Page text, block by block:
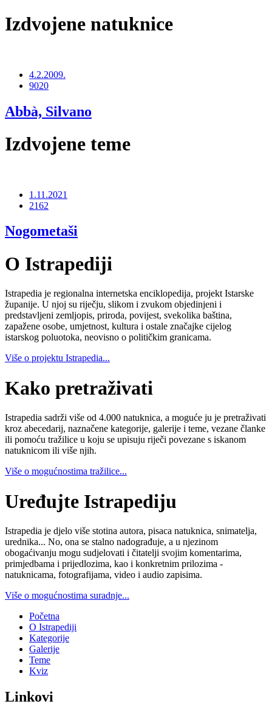
Izdvojene natuknice
4.2.2009.
9020
Abbà, Silvano
Izdvojene teme
1.11.2021
2162
Nogometaši
O Istrapediji
Istrapedia je regionalna internetska enciklopedija, projekt Istarske
županije. U njoj su riječju, slikom i zvukom objedinjeni i
predstavljeni zemljopis, priroda, povijest, svekolika baština,
zapažene osobe, umjetnost, kultura i ostale značajke cijelog
istarskog poluotoka, neovisno o političkim granicama.
Više o projektu Istrapedia...
Kako pretraživati
Istrapedia sadrži više od 4.000 natuknica, a moguće ju je pretraživati
kroz abecedarij, naznačene kategorije, galerije i teme, vezane članke
ili pomoću tražilice u koju se upisuju riječi povezane s iskanom
natuknicom ili više njih.
Više o mogućnostima tražilice...
Uređujte Istrapediju
Istrapedia je djelo više stotina autora, pisaca natuknica, snimatelja,
urednika... No, ona se stalno nadograđuje, a u njezinom
obogaćivanju mogu sudjelovati i čitatelji svojim komentarima,
primjedbama i prijedlozima, kao i konkretnim prilozima -
natuknicama, fotografijama, video i audio zapisima.
Više o mogućnostima suradnje...
Početna
O Istrapediji
Kategorije
Galerije
Teme
Kviz
Linkovi